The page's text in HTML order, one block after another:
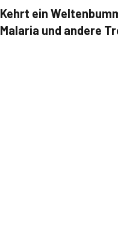
Kehrt ein
Malaria und andere